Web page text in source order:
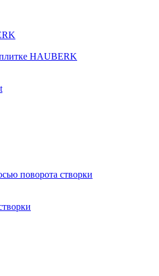
HAUBERK
поворота створки